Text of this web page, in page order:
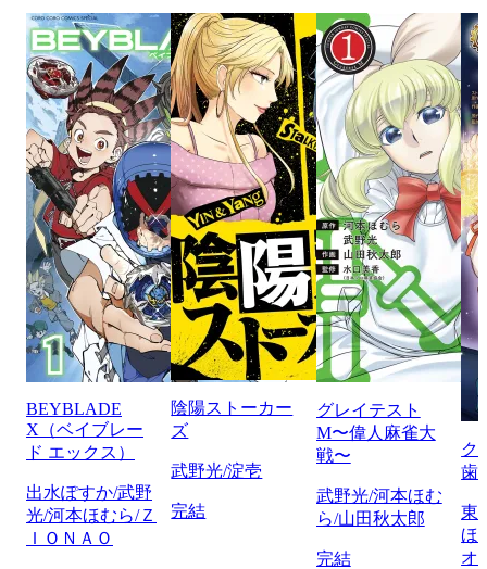
BEYBLADE
X（ベイブレー
ド エックス）
出水ぽすか/武野
光/河本ほむら/Ｚ
ＩＯＮＡＯ
陰陽ストーカー
ズ
武野光/淀壱
完結
グレイテスト
M〜偉人麻雀大
戦〜
武野光/河本ほむ
ら/山田秋太郎
完結
ク
歯
東
ほ
オ